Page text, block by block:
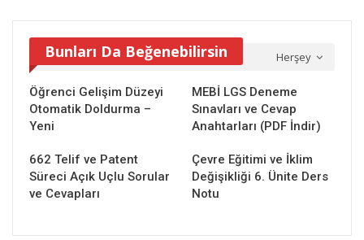
Herşey
Bunları Da Beğenebilirsin
Öğrenci Gelişim Düzeyi
Otomatik Doldurma –
Yeni
MEBİ LGS Deneme
Sınavları ve Cevap
Anahtarları (PDF İndir)
662 Telif ve Patent
Süreci Açık Uçlu Sorular
ve Cevapları
Çevre Eğitimi ve İklim
Değişikliği 6. Ünite Ders
Notu